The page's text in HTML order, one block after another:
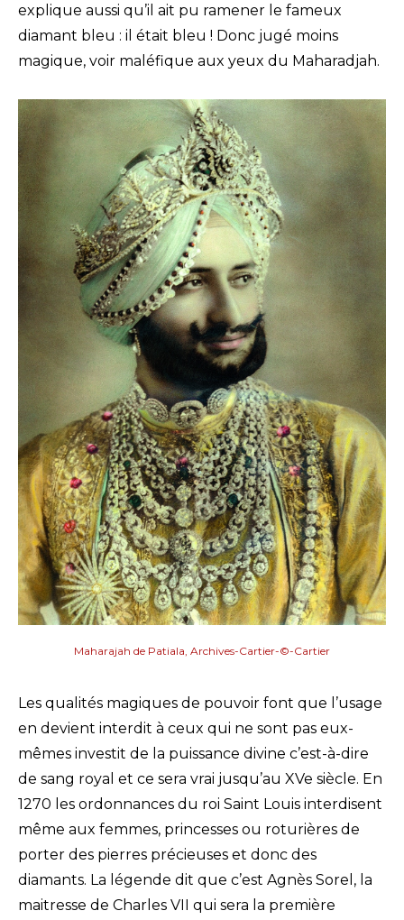
explique aussi qu’il ait pu ramener le fameux
diamant bleu : il était bleu ! Donc jugé moins
magique, voir maléfique aux yeux du Maharadjah.
Maharajah de Patiala, Archives-Cartier-©-Cartier
Les qualités magiques de pouvoir font que l’usage
en devient interdit à ceux qui ne sont pas eux-
mêmes investit de la puissance divine c’est-à-dire
de sang royal et ce sera vrai jusqu’au XVe siècle. En
1270 les ordonnances du roi Saint Louis interdisent
même aux femmes, princesses ou roturières de
porter des pierres précieuses et donc des
diamants. La légende dit que c’est Agnès Sorel, la
maitresse de Charles VII qui sera la première